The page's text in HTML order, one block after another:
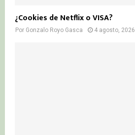
¿Cookies de Netflix o VISA?
Por Gonzalo Royo Gasca 4 agosto, 2026